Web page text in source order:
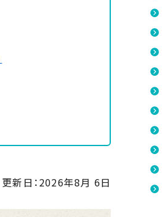
更新日：2026年8月 6日